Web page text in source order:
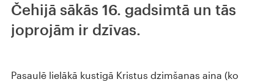
Čehijā sākās 16. gadsimtā un tās
joprojām ir dzīvas.
Pasaulē lielākā kustīgā Kristus dzimšanas aina (ko